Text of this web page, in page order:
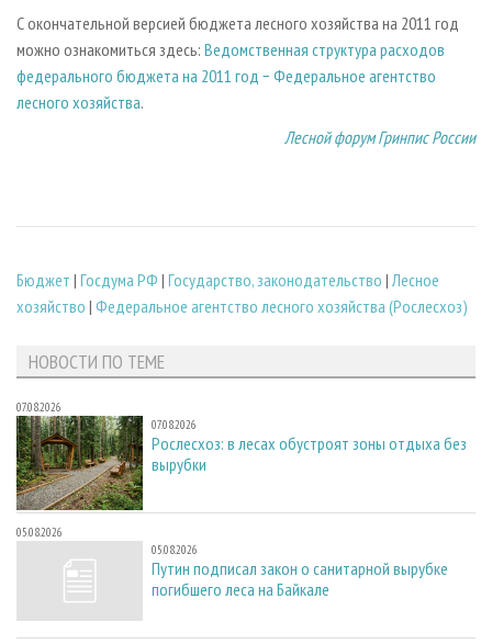
ИНСТРУМЕНТ И МАТЕРИАЛЫ
БИБЛИОТЕКА СПЕЦИАЛИСТА
С окончательной версией бюджета лесного хозяйства на 2011 год
можно ознакомиться здесь: Ведомственная структура расходов
федерального бюджета на 2011 год − Федеральное агентство
лесного хозяйства.
Лесной форум Гринпис России
Бюджет | Госдума РФ | Государство, законодательство |Лесное
хозяйство | Федеральное агентство лесного хозяйства (Рослесхоз)
НОВОСТИ ПО ТЕМЕ
07.08.2026
07.08.2026
Рослесхоз: в лесах обустроят зоны отдыха без
вырубки
05.08.2026
05.08.2026
Путин подписал закон о санитарной вырубке
погибшего леса на Байкале